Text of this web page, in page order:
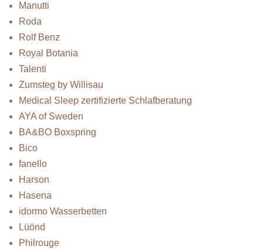
Manutti
Roda
Rolf Benz
Royal Botania
Talenti
Zumsteg by Willisau
Medical Sleep zertifizierte Schlafberatung
AYA of Sweden
BA&BO Boxspring
Bico
fanello
Harson
Hasena
idormo Wasserbetten
Lüönd
Philrouge